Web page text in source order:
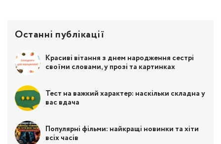
Останні публікації
Красиві вітання з днем народження сестрі
своїми словами, у прозі та картинках
Тест на важкий характер: наскільки складна у
вас вдача
Популярні фільми: найкращі новинки та хіти
всіх часів